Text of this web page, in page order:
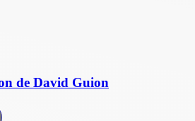
de David Guion